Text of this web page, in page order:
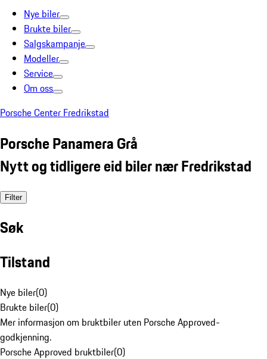
Nye biler
Brukte biler
Salgskampanje
Modeller
Service
Om oss
Porsche Center Fredrikstad
Porsche Panamera Grå
Nytt og tidligere eid biler nær Fredrikstad
Filter
Søk
Tilstand
Nye biler(0)
Brukte biler(0)
Mer informasjon om bruktbiler uten Porsche Approved-
godkjenning.
Porsche Approved bruktbiler(0)